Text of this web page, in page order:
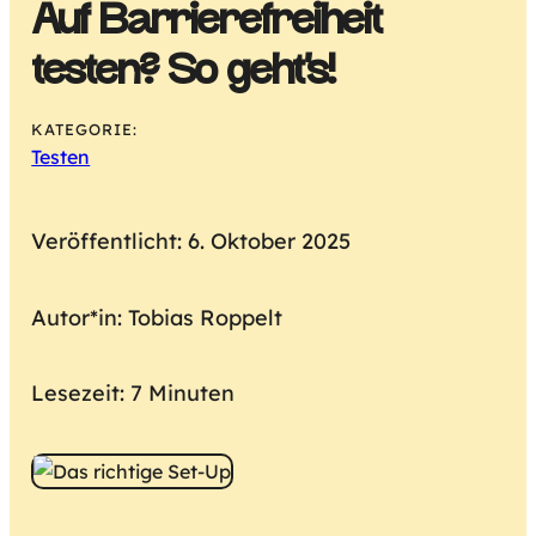
Auf Barrierefreiheit
testen? So geht’s!
KATEGORIE:
Testen
Veröffentlicht: 6. Oktober 2025
Autor*in: Tobias Roppelt
Lesezeit: 7 Minuten